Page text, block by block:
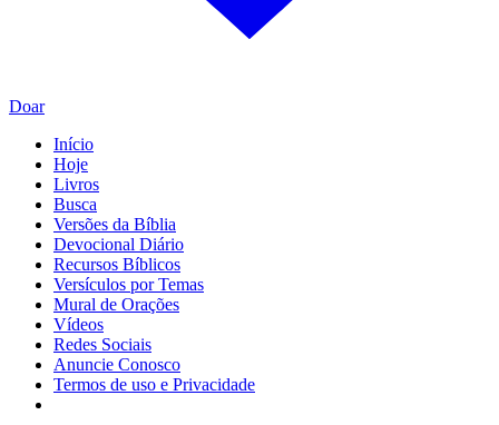
Doar
Início
Hoje
Livros
Busca
Versões da Bíblia
Devocional Diário
Recursos Bíblicos
Versículos por Temas
Mural de Orações
Vídeos
Redes Sociais
Anuncie Conosco
Termos de uso e Privacidade